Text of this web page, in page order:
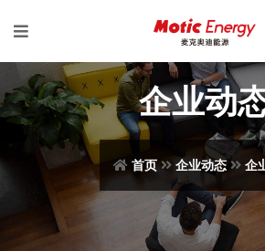
企业动
首页 企业动态 企